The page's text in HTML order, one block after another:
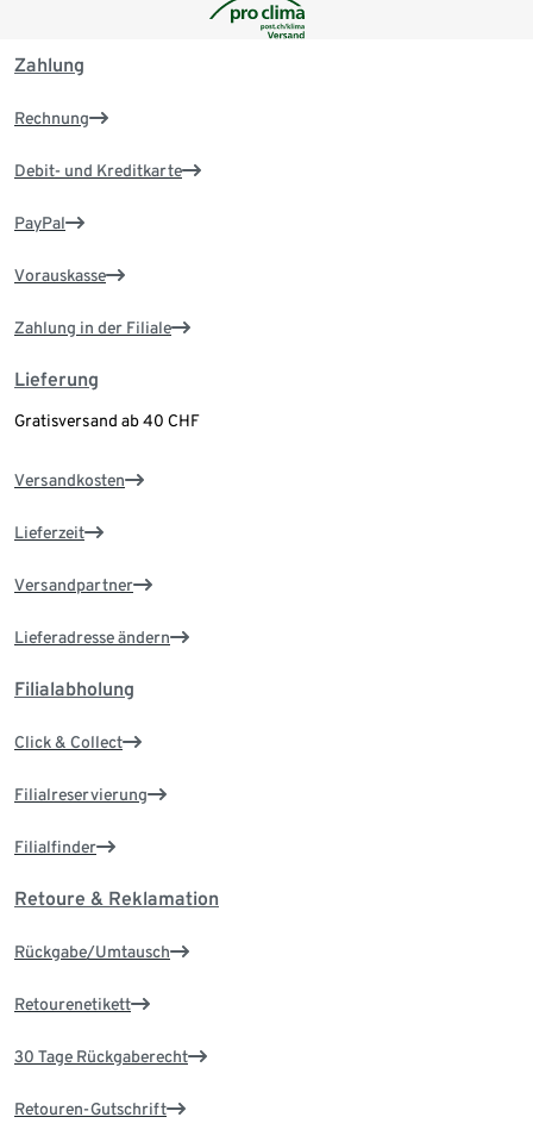
Zahlung
Rechnung
Debit- und Kreditkarte
PayPal
Vorauskasse
Zahlung in der Filiale
Lieferung
Gratisversand ab 40 CHF
Versandkosten
Lieferzeit
Versandpartner
Lieferadresse ändern
Filialabholung
Click & Collect
Filialreservierung
Filialfinder
Retoure & Reklamation
Rückgabe/Umtausch
Retourenetikett
30 Tage Rückgaberecht
Retouren-Gutschrift